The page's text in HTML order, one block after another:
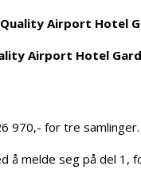
Quality Airport Hotel
Airport Hotel
970,- for tre samlinger.
å melde seg på del 1,